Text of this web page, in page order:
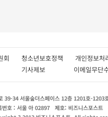
원회 청소년보호정책 개인정
기사제보 이메일무단
39-34 서울숲더스페이스 12층 1201호-1203
번호 : 서울 아 02897 제호: 비즈니스포스트